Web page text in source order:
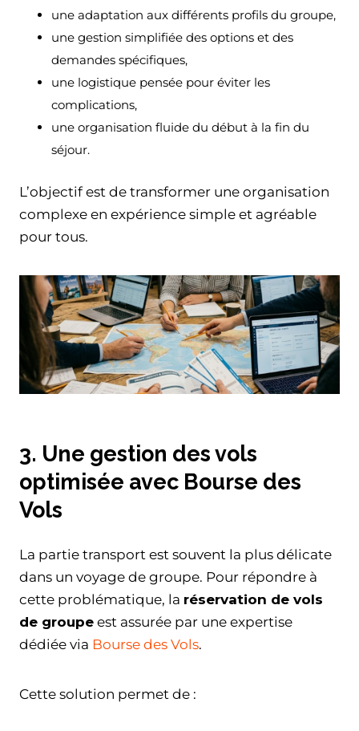
une adaptation aux différents profils du groupe,
une gestion simplifiée des options et des
demandes spécifiques,
une logistique pensée pour éviter les
complications,
une organisation fluide du début à la fin du
séjour.
L’objectif est de transformer une organisation
complexe en expérience simple et agréable
pour tous.
3. Une gestion des vols
optimisée avec Bourse des
Vols
La partie transport est souvent la plus délicate
dans un voyage de groupe. Pour répondre à
cette problématique, la réservation de vols
de groupe est assurée par une expertise
dédiée via Bourse des Vols.
Cette solution permet de :